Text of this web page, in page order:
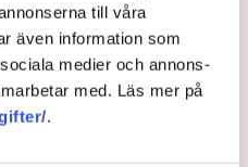
till våra
även information som
medier och annons-
med. Läs mer på
.
och uniformerad polis
när det gäller
mer
plats, kritiseras för att inte
kan fortgå för öppen ridå.